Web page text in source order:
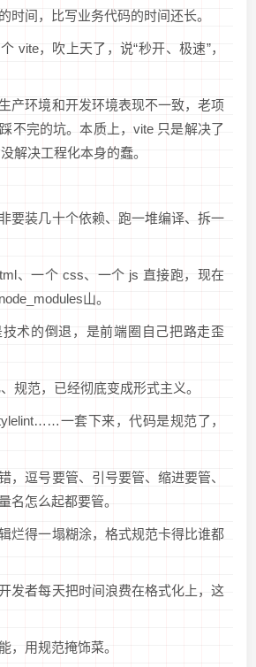
时间，比写业务代码的时间还长。
vite，吹上天了，说“秒开、极速”，
产环境和开发环境表现不一致，老项
不完的坑。本质上，vite 只是解决了
解决工程化本身的蠢。
要装几十个依赖、跑一堆编译、拆一
、一个 css、一个 js 直接跑，现在
山。
术的倒退，是前端圈自己把路走歪
规范，已经彻底变成形式主义。
一套下来，代码是规范了，
，逗号要管、引号要管、缩进要管、
名怎么起都要管。
烂得一塌糊涂，格式规范卡得比谁都
发者每天把时间浪费在格式化上，这
，用规范掩饰菜。